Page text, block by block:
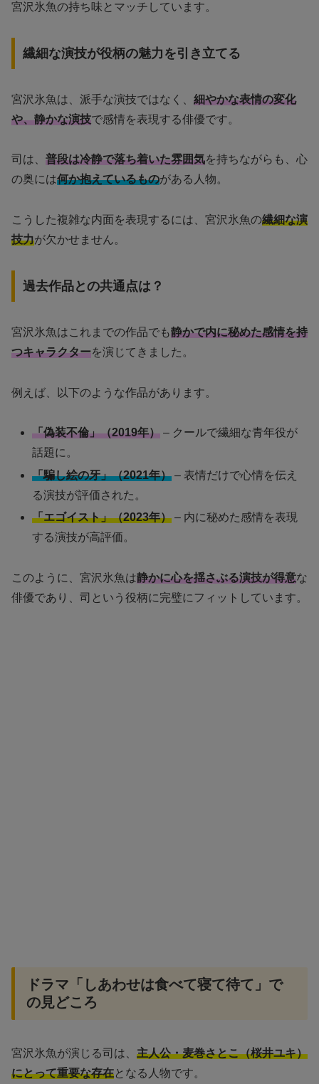
宮沢氷魚の持ち味とマッチしています。
繊細な演技が役柄の魅力を引き立てる
宮沢氷魚は、派手な演技ではなく、 細やかな表情の変化
や、静かな演技で感情を表現する俳優です。
司は、 普段は冷静で落ち着いた雰囲気を持ちながらも、心
の奥には何か抱えているものがある人物。
こうした複雑な内面を表現するには、宮沢氷魚の繊細な演
技力が欠かせません。
過去作品との共通点は？
宮沢氷魚はこれまでの作品でも静かで内に秘めた感情を持
つキャラクターを演じてきました。
例えば、以下のような作品があります。
「偽装不倫」（2019年） – クールで繊細な青年役が
話題に。
「騙し絵の牙」（2021年） – 表情だけで心情を伝え
る演技が評価された。
「エゴイスト」（2023年） – 内に秘めた感情を表現
する演技が高評価。
このように、宮沢氷魚は静かに心を揺さぶる演技が得意な
俳優であり、司という役柄に完璧にフィットしています。
ドラマ「しあわせは食べて寝て待て」で
の見どころ
宮沢氷魚が演じる司は、 主人公・麦巻さとこ（桜井ユキ）
にとって重要な存在となる人物です。